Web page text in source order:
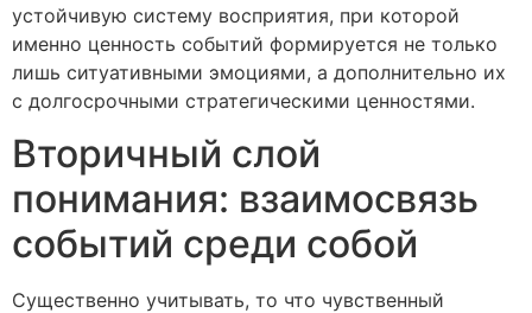
устойчивую систему восприятия, при которой
именно ценность событий формируется не только
лишь ситуативными эмоциями, а дополнительно их
с долгосрочными стратегическими ценностями.
Вторичный слой
понимания: взаимосвязь
событий среди собой
Существенно учитывать, то что чувственный